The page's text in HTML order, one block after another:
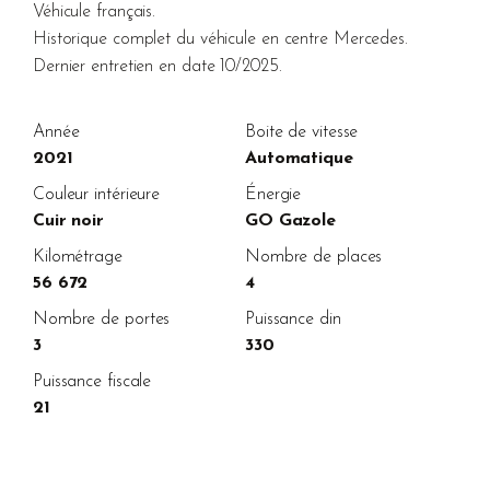
Année
2021
Boite de vitesse
Automatique
Couleur intérieure
Cuir noir
Énergie
GO Gazole
Kilométrage
56 672
Nombre de places
4
Nombre de portes
3
Puissance din
330
Puissance fiscale
21
Véhicule français.
Historique complet du véhicule en centre Mercedes.
Dernier entretien en date 10/2025.